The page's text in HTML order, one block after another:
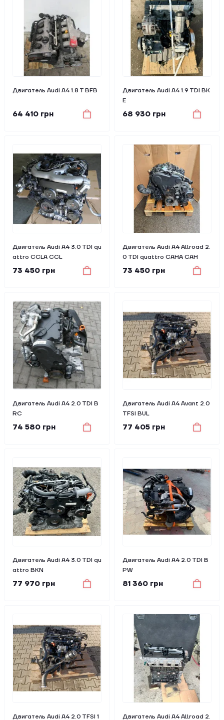
Двигатель Audi A4 1.8 T BFB
64 410 грн
Двигатель Audi A4 1.9 TDI BK
E
68 930 грн
Двигатель Audi A4 3.0 TDI qu
attro CCLA CCL
73 450 грн
Двигатель Audi A4 Allroad 2.
0 TDI quattro CAHA CAH
73 450 грн
Двигатель Audi A4 2.0 TDI B
RC
74 580 грн
Двигатель Audi A4 Avant 2.0
TFSI BUL
77 405 грн
Двигатель Audi A4 3.0 TDI qu
attro BKN
77 970 грн
Двигатель Audi A4 2.0 TDI B
PW
81 360 грн
Двигатель Audi A4 2.0 TFSI 1 Двигатель Audi A4 Allroad 2.